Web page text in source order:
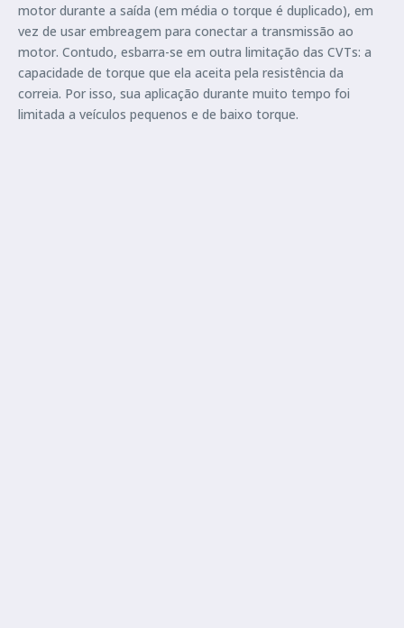
motor durante a saída (em média o torque é duplicado), em
vez de usar embreagem para conectar a transmissão ao
motor. Contudo, esbarra-se em outra limitação das CVTs: a
capacidade de torque que ela aceita pela resistência da
correia. Por isso, sua aplicação durante muito tempo foi
limitada a veículos pequenos e de baixo torque.